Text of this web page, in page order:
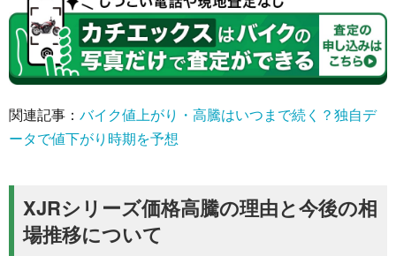
関連記事： バイク値上がり・高騰はいつまで続く？独自デ
ータで値下がり時期を予想
XJRシリーズ価格高騰の理由と今後の相
場推移について